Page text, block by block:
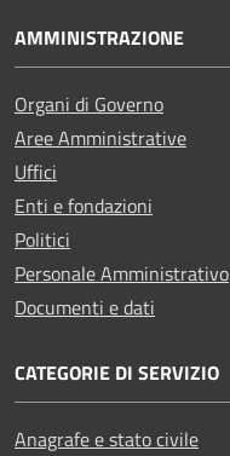
AMMINISTRAZIONE
Organi di Governo
Aree Amministrative
Uffici
Enti e fondazioni
Politici
Personale Amministrativo
Documenti e dati
CATEGORIE DI SERVIZIO
Anagrafe e stato civile